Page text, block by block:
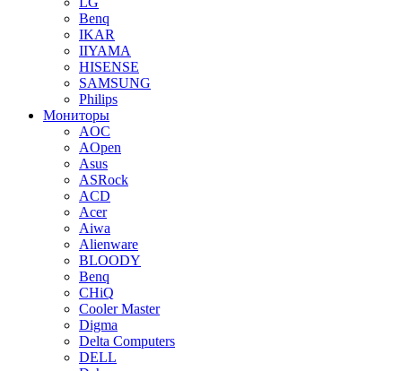
Benq
IKAR
IIYAMA
HISENSE
SAMSUNG
Philips
Мониторы
AOC
AOpen
Asus
ASRock
ACD
Acer
Aiwa
Alienware
BLOODY
Benq
CHiQ
Cooler Master
Digma
Delta Computers
DELL